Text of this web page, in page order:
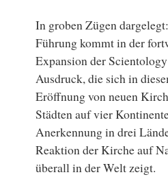
In groben Zügen
Führung kommt in der
Expansion der
Ausdruck, die sich in
Eröffnung von neuen
Städten auf vier
Anerkennung in drei
Reaktion der Kirche auf
überall in der Welt zeigt.